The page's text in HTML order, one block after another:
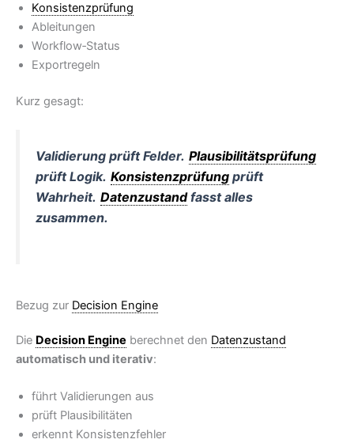
Konsistenzprüfung
Ableitungen
Workflow‑Status
Exportregeln
Kurz gesagt:
Validierung prüft Felder. Plausibilitätsprüfung
prüft Logik. Konsistenzprüfung prüft
Wahrheit. Datenzustandfasst alles
zusammen.
Bezug zur Decision Engine
Die Decision Engine berechnet den Datenzustand
automatisch und iterativ:
führt Validierungen aus
prüft Plausibilitäten
erkennt Konsistenzfehler